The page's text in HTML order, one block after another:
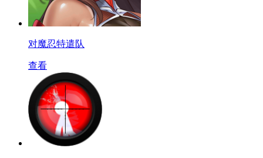
对魔忍特遣队
查看